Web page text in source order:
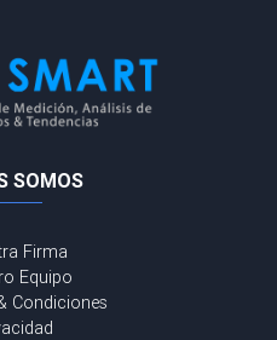
SOMOS
Firma
Equipo
Condiciones